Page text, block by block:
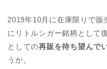
2019年10月に在庫限りで
にリトルシガー銘柄として
としての再販を待ち望んで
うか。